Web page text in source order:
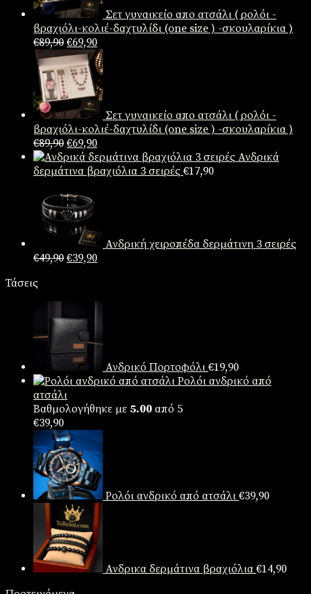
Σετ γυναικείο απο ατσάλι ( ρολόι -
βραχιόλι-κολιέ-δαχτυλίδι (one size ) -σκουλαρίκια )
€89,90 Original
price
was:
€89,90.
€69,90Η
τρέχουσα
τιμή
είναι:
€69,90.
Σετ γυναικείο απο ατσάλι ( ρολόι -
βραχιόλι-κολιέ-δαχτυλίδι (one size ) -σκουλαρίκια )
€89,90 Original
price
was:
€69,90Η
τρέχουσα
τιμή
Ανδρικά
δερμάτινα βραχιόλια 3 σειρές €17,90
Ανδρική χειροπέδα δερμάτινη 3 σειρές
€49,90 Original
€49,90.
€39,90Η
είναι:
Τάσεις
Ανδρικό Πορτοφόλι €19,90
Ρολόι ανδρικό από
ατσάλι
Βαθμολογήθηκε με 5.00 από 5
€39,90
Ρολόι ανδρικό από ατσάλι €39,90
Ανδρικα δερμάτινα βραχιόλια €14,90